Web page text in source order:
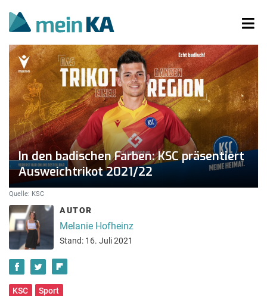
In den badischen Farben: KSC präsentiert
Ausweichtrikot 2021/22
Quelle: KSC
AUTOR
Melanie Hofheinz
Stand: 16. Juli 2021
KSC Sport